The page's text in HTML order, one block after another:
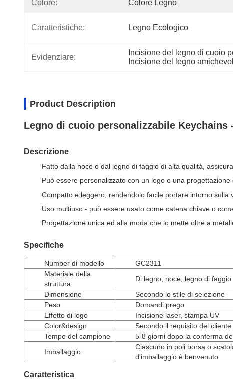
Colore: Colore Legno
Caratteristiche: Legno Ecologico
Evidenziare:
Incisione del legno di cuoio
Incisione del legno
Product Description
Legno di cuoio personalizzabile
Descrizione
Fatto dalla noce o dal legno di faggio di alta qualità,
Può essere personalizzato con un logo o una
Compatto e leggero, rendendolo facile portare intorno sulla
Uso multiuso - può essere usato come catena chiave o
Progettazione unica ed alla moda che lo mette oltre a
Specifiche
Number di modello
GC2311
Materiale della
struttura
Di legno, noce, legno di faggio
Dimensione
Secondo lo stile di selezione
Peso
Domandi prego
Effetto di logo
Incisione laser, stampa UV
Color&design
Secondo il requisito del cliente
Tempo del campione
5-8 giorni dopo la conferma
Imballaggio
Ciascuno in poli borsa o
d'imballaggio è benvenuto.
Caratteristica